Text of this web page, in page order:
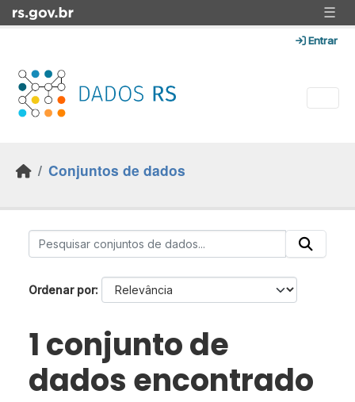
Skip to main content ☰
Entrar
Conjuntos de dados
Ordenar por
1 conjunto de
dados encontrado